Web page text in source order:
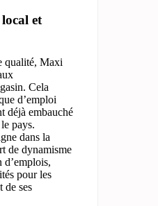
et
qualité, Maxi
Cela
d’emploi
déjà embauché
pays.
dans la
de dynamisme
d’emplois,
pour les
de ses